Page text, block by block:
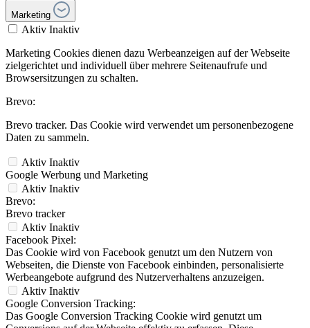
Marketing
Aktiv Inaktiv
Marketing Cookies dienen dazu Werbeanzeigen auf der Webseite
zielgerichtet und individuell über mehrere Seitenaufrufe und
Browsersitzungen zu schalten.
Brevo:
Brevo tracker. Das Cookie wird verwendet um personenbezogene
Daten zu sammeln.
Aktiv Inaktiv
Google Werbung und Marketing
Aktiv Inaktiv
Brevo:
Brevo tracker
Aktiv Inaktiv
Facebook Pixel:
Das Cookie wird von Facebook genutzt um den Nutzern von
Webseiten, die Dienste von Facebook einbinden, personalisierte
Werbeangebote aufgrund des Nutzerverhaltens anzuzeigen.
Aktiv Inaktiv
Google Conversion Tracking:
Das Google Conversion Tracking Cookie wird genutzt um